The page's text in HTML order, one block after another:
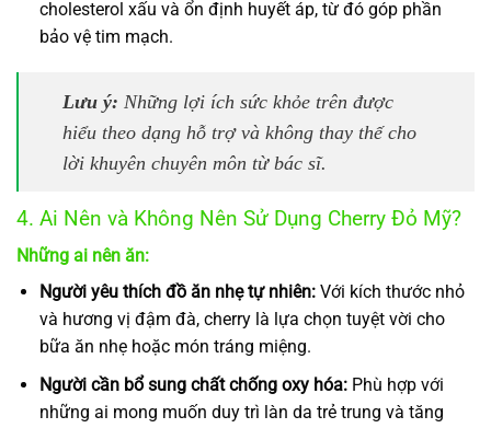
cholesterol xấu và ổn định huyết áp, từ đó góp phần
bảo vệ tim mạch.
Lưu ý: Những lợi ích sức khỏe trên được
hiểu theo dạng hỗ trợ và không thay thế cho
lời khuyên chuyên môn từ bác sĩ.
4. Ai Nên và Không Nên Sử Dụng Cherry Đỏ Mỹ?
Những ai nên ăn:
Người yêu thích đồ ăn nhẹ tự nhiên:Với kích thước nhỏ
và hương vị đậm đà, cherry là lựa chọn tuyệt vời cho
bữa ăn nhẹ hoặc món tráng miệng.
Người cần bổ sung chất chống oxy hóa:Phù hợp với
những ai mong muốn duy trì làn da trẻ trung và tăng